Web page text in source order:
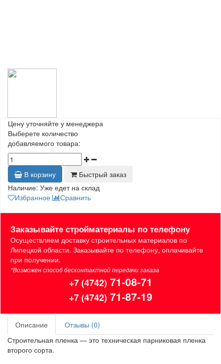
Цену уточняйте у менеджера
Выберете количество
добавляемого товара:
В корзину
Быстрый заказ
Наличие: Уже едет на склад
Избранное
Сравнить
Заказывайте стройматериалы по телефону
Осуществляем доставку строительных материалов по
Липецкой области. Заказывайте по телефону, оплачивайте
при получении.
*Возможен способ бесконтактной передачи заказа
+7 (4742) 71-08-71
+7 (4742) 71-87-19
Описание
Отзывы (0)
Строительная пленка — это техническая парниковая пленка
второго сорта.